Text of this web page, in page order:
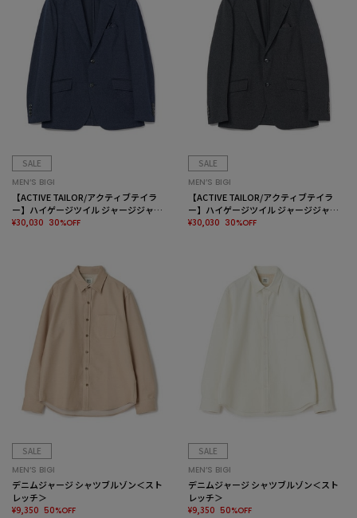
SALE
MEN’S BIGI
【ACTIVE TAILOR/アクティブテイラ
ー】ハイゲージツイル ジャージジャケ
ット＜防シワ性＞＜ストレッチ＞
¥30,030 30%OFF
SALE
MEN’S BIGI
【ACTIVE TAILOR/アクティブテイラ
ー】ハイゲージツイル ジャージジャケ
ット＜防シワ性＞＜ストレッチ＞
¥30,030 30%OFF
SALE
MEN’S BIGI
デニムジャージ シャツブルゾン＜スト
レッチ＞
¥9,350 50%OFF
SALE
MEN’S BIGI
デニムジャージ シャツブルゾン＜スト
レッチ＞
¥9,350 50%OFF